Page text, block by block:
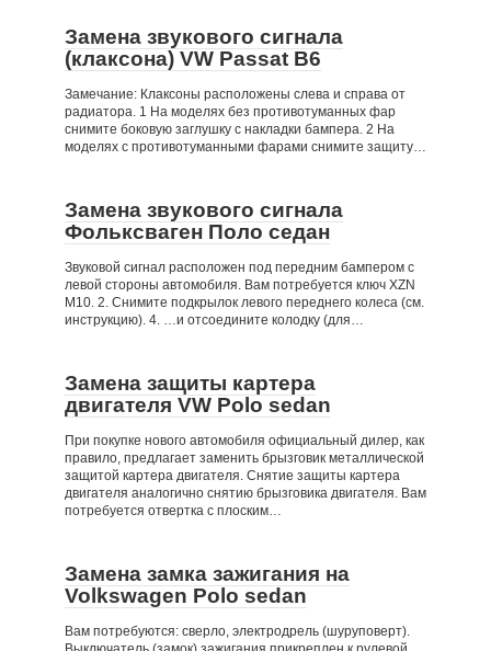
Замена звукового сигнала
(клаксона) VW Passat B6
Замечание: Клаксоны расположены слева и справа от
радиатора. 1 На моделях без противотуманных фар
снимите боковую заглушку с накладки бампера. 2 На
моделях с противотуманными фарами снимите защиту…
Замена звукового сигнала
Фольксваген Поло седан
Звуковой сигнал расположен под передним бампером с
левой стороны автомобиля. Вам потребуется ключ XZN
М10. 2. Снимите подкрылок левого переднего колеса (см.
инструкцию). 4. …и отсоедините колодку (для…
Замена защиты картера
двигателя VW Polo sedan
При покупке нового автомобиля официальный дилер, как
правило, предлагает заменить брызговик металлической
защитой картера двигателя. Снятие защиты картера
двигателя аналогично снятию брызговика двигателя. Вам
потребуется отвертка с плоским…
Замена замка зажигания на
Volkswagen Polo sedan
Вам потребуются: сверло, электродрель (шуруповерт).